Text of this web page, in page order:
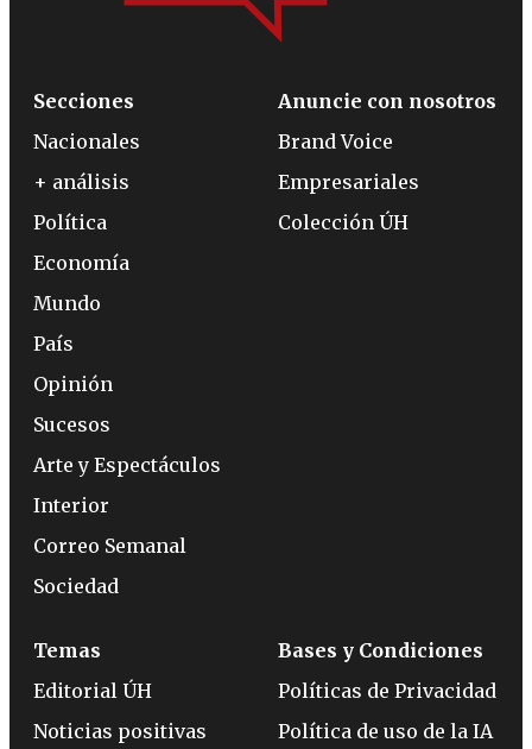
Secciones
Nacionales
+ análisis
Política
Economía
Mundo
País
Opinión
Sucesos
Arte y Espectáculos
Interior
Correo Semanal
Sociedad
Anuncie con nosotros
Brand Voice
Empresariales
Colección ÚH
Temas
Editorial ÚH
Noticias positivas
Bases y Condiciones
Políticas de Privacidad
Política de uso de la IA